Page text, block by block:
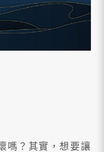
嗎？其實，想要讓